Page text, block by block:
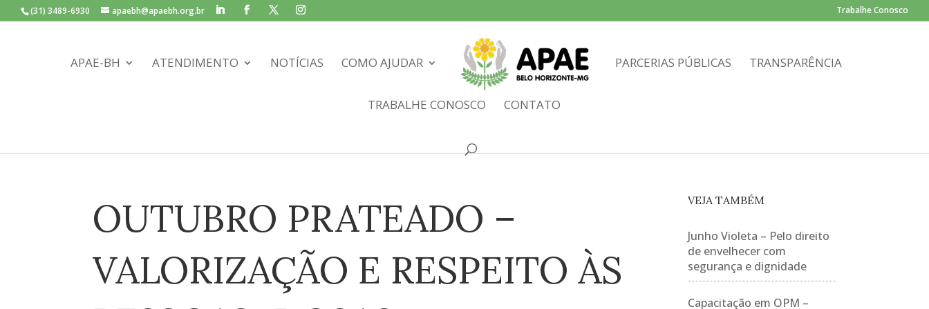
(31) 3489-6930 apaebh@apaebh.org.br Trabalhe Conosco
APAE-BH ATENDIMENTO NOTÍCIAS COMO AJUDAR PARCERIAS PÚBLICAS TRANSPARÊNCIA
TRABALHE CONOSCO CONTATO
OUTUBRO PRATEADO –
VALORIZAÇÃO E RESPEITO ÀS
VEJA TAMBÉM
Junho Violeta – Pelo direito
de envelhecer com
segurança e dignidade
Capacitação em OPM –